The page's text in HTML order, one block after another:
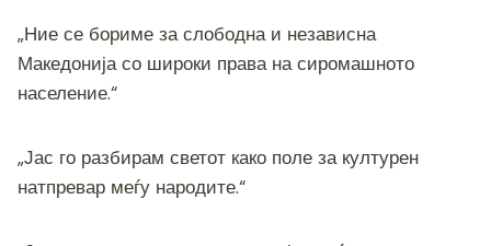
„Ние се бориме за слободна и независна
Македонија со широки права на сиромашното
население.“
„Јас го разбирам светот како поле за културен
натпревар меѓу народите.“